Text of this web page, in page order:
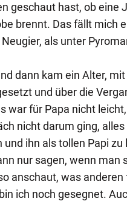
geschaut hast, ob eine
brennt. Das fällt mich
als unter
dann kam ein Alter,
und über die
war für Papa nicht
nicht darum ging,
und ihn als tollen Papi zu
nur sagen, wenn man
anschaut, was
ich noch gesegnet.